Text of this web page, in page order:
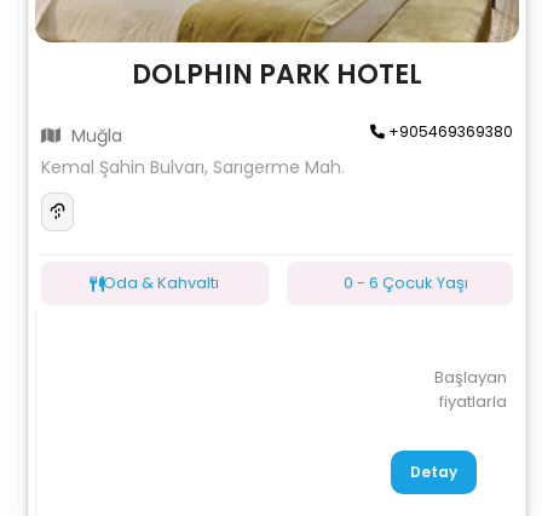
DOLPHIN PARK HOTEL
Muğla +905469369380
Kemal Şahin Bulvarı, Sarıgerme Mah.
Oda & Kahvaltı 0 - 6 Çocuk Yaşı
Başlayan
fiyatlarla
Detay